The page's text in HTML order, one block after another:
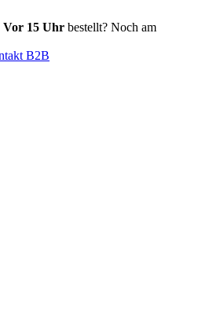
Vor 15 Uhr bestellt? Noch am
B2B